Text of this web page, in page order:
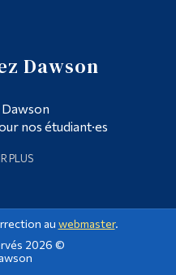
Dawson
nos étudiant·es
PLUS
au webmaster.
2026 ©